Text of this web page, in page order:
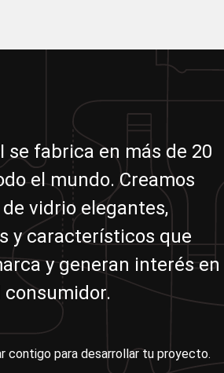
se fabrica en más de 20
el mundo. Creamos
vidrio elegantes,
y característicos que
y generan interés en
consumidor.
contigo para desarrollar tu proyecto.